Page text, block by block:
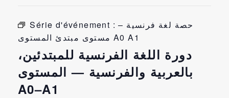
Série d'événement :حصة لغة فرنسية –
مستوى مبتدئ المستوى A0 A1
دورة اللغة الفرنسية للمبتدئين،
بالعربية والفرنسية — المستوى
A0–A1